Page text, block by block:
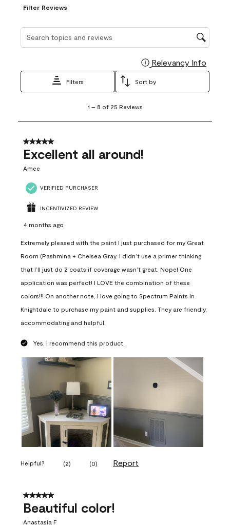
Filter Reviews
Relevancy Info
Filters Sort by
8
25
Reviews
1 – 8 of 25 Reviews
5 out of 5 stars.
Excellent all around!
Amee
VERIFIED PURCHASER
INCENTIVIZED REVIEW
4 months ago
Extremely pleased with the paint I just purchased for my Great
Room (Pashmina + Chelsea Gray. I didn’t use a primer thinking
that I’ll just do 2 coats if coverage wasn’t great. Nope! One
application was perfect! I LOVE the combination of these
colors!!! On another note, I love going to Spectrum Paints in
Knightdale to purchase my paint and supplies. They are friendly,
accommodating and helpful.
Yes, I recommend this product.
Helpful? (2) (0) Report
5 out of 5 stars.
Beautiful color!
Anastasia F